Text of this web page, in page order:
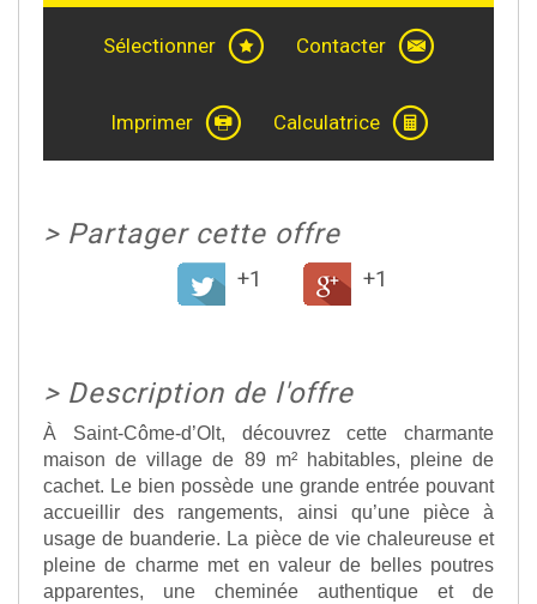
Sélectionner Contacter
Imprimer Calculatrice
> Partager cette offre
+1 +1
> Description de l'offre
À Saint-Côme-d’Olt, découvrez cette charmante
maison de village de 89 m² habitables, pleine de
cachet. Le bien possède une grande entrée pouvant
accueillir des rangements, ainsi qu’une pièce à
usage de buanderie. La pièce de vie chaleureuse et
pleine de charme met en valeur de belles poutres
apparentes, une cheminée authentique et de